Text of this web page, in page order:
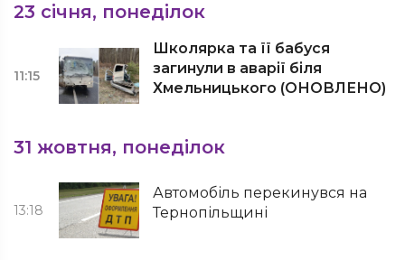
23 січня, понеділок
11:15
Школярка та її бабуся
загинули в аварії біля
Хмельницького (ОНОВЛЕНО)
31 жовтня, понеділок
13:18
Автомобіль перекинувся на
Тернопільщині